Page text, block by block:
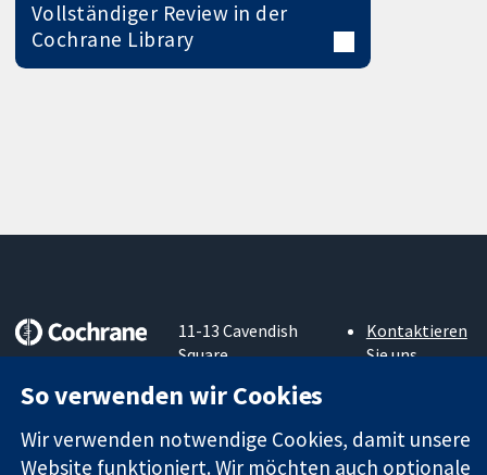
Vollständiger Review in der
Cochrane Library
Evidenz
Entscheidungen
Bessere
11-13 Cavendish
Square
W1G0AN
Königreich
Kontaktieren
Sie uns
So verwenden wir Cookies
Wir verwenden notwendige Cookies, damit unsere
Website funktioniert. Wir möchten auch optionale